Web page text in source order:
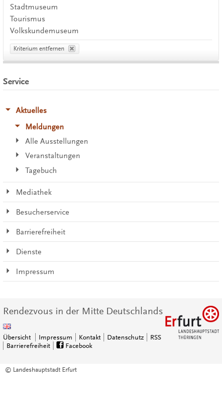
Stadtmuseum
Tourismus
Volkskundemuseum
Kriterium entfernen
Service
Aktuelles
Meldungen
Alle Ausstellungen
Veranstaltungen
Tagebuch
Mediathek
Besucherservice
Barrierefreiheit
Dienste
Impressum
Rendezvous in der Mitte Deutschlands
Übersicht Impressum Kontakt Datenschutz
RSS
Barrierefreiheit
Facebook
© Landeshauptstadt Erfurt